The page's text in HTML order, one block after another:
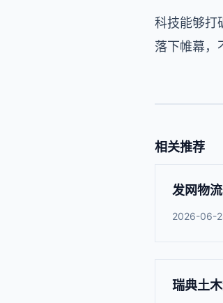
科技能够打
落下帷幕，
相关推荐
发网物
2026-06-
瑞典土